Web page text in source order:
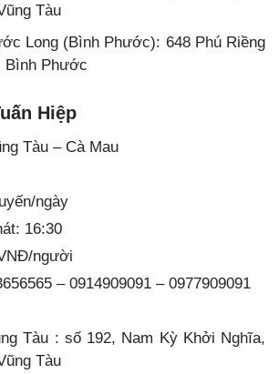
Tàu
Long (Bình Phước): 648 Phú Riềng
Bình Phước
Hiệp
Tàu – Cà Mau
ngày
16:30
người
– 0914909091 – 0977909091
Tàu : số 192, Nam Kỳ Khởi Nghĩa,
Tàu